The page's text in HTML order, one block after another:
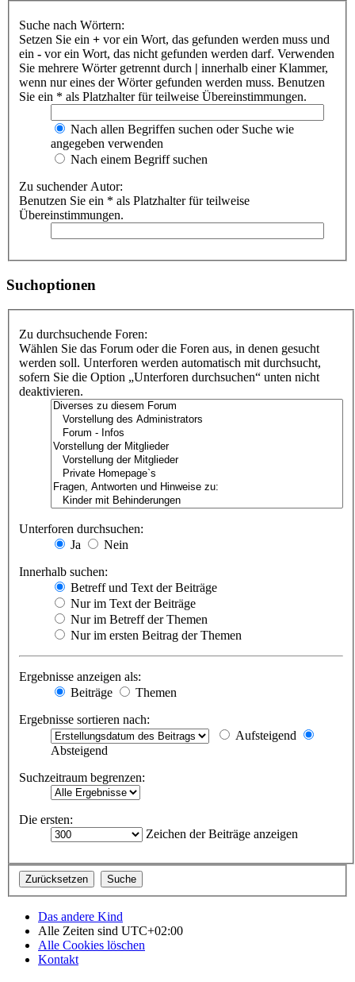
Suche nach Wörtern:
Setzen Sie ein + vor ein Wort, das gefunden werden muss und
ein - vor ein Wort, das nicht gefunden werden darf. Verwenden
Sie mehrere Wörter getrennt durch | innerhalb einer Klammer,
wenn nur eines der Wörter gefunden werden muss. Benutzen
Sie ein * als Platzhalter für teilweise Übereinstimmungen.
Nach allen Begriffen suchen oder Suche wie
angegeben verwenden
Nach einem Begriff suchen
Zu suchender Autor:
Benutzen Sie ein * als Platzhalter für teilweise
Übereinstimmungen.
Suchoptionen
Zu durchsuchende Foren:
Wählen Sie das Forum oder die Foren aus, in denen gesucht
werden soll. Unterforen werden automatisch mit durchsucht,
sofern Sie die Option „Unterforen durchsuchen“ unten nicht
deaktivieren.
Unterforen durchsuchen:
Ja
Nein
Innerhalb suchen:
Betreff und Text der Beiträge
Nur im Text der Beiträge
Nur im Betreff der Themen
Nur im ersten Beitrag der Themen
Ergebnisse anzeigen als:
Beiträge
Themen
Ergebnisse sortieren nach:
Aufsteigend
Absteigend
Suchzeitraum begrenzen:
Die ersten:
Zeichen der Beiträge anzeigen
Das andere Kind
Alle Zeiten sind UTC+02:00
Alle Cookies löschen
Kontakt